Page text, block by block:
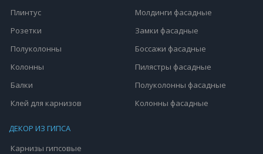
Плинтус
Розетки
Полуколонны
Колонны
Балки
Клей для карнизов
Молдинги фасадные
Замки фасадные
Боссажи фасадные
Пилястры фасадные
Полуколонны фасадные
Колонны фасадные
ДЕКОР ИЗ ГИПСА
Карнизы гипсовые